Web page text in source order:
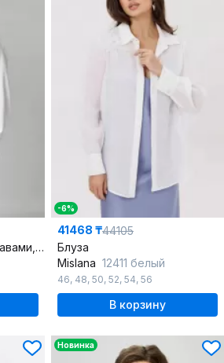
Блуза с длинными рукавами, со спущенным плечом и планками
-6%
41468 ₸44105
Блуза
Mislana 12411 белый
46, 48, 50, 52, 54, 56
В корзину
Новинка